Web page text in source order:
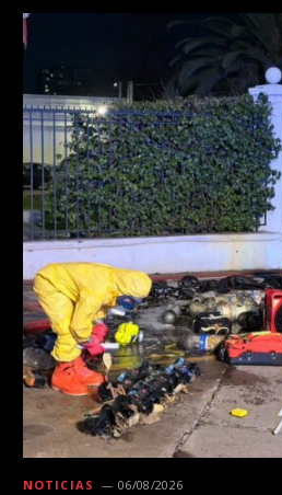
NOTICIAS 06/08/2026